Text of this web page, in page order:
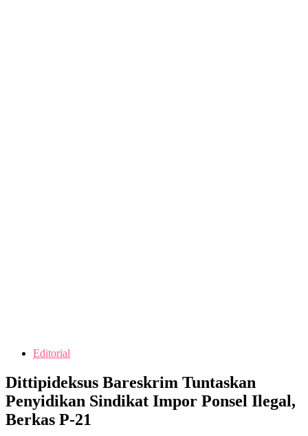
Editorial
Dittipideksus Bareskrim Tuntaskan
Penyidikan Sindikat Impor Ponsel Ilegal,
Berkas P-21